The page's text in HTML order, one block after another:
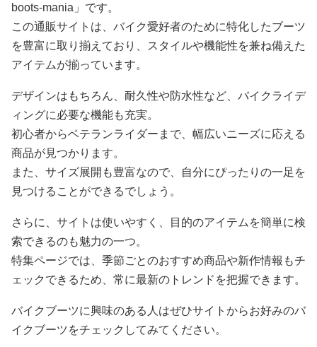
boots-mania」です。
この通販サイトは、バイク愛好者のために特化したブーツ
を豊富に取り揃えており、スタイルや機能性を兼ね備えた
アイテムが揃っています。
デザインはもちろん、耐久性や防水性など、バイクライデ
ィングに必要な機能も充実。
初心者からベテランライダーまで、幅広いニーズに応える
商品が見つかります。
また、サイズ展開も豊富なので、自分にぴったりの一足を
見つけることができるでしょう。
さらに、サイトは使いやすく、目的のアイテムを簡単に検
索できるのも魅力の一つ。
特集ページでは、季節ごとのおすすめ商品や新作情報もチ
ェックできるため、常に最新のトレンドを把握できます。
バイクブーツに興味のある人はぜひサイトからお好みのバ
イクブーツをチェックしてみてください。